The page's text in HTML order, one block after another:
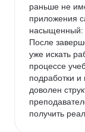
раньше не
приложения
насыщенный:
После
уже искать
процессе
подработки
доволен
получить